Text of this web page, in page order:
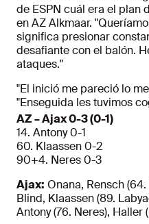
de ESPN cuál era el plan
en AZ Alkmaar.
significa presionar
desafiante con el balón.
ataques."
"El inició me pareció lo
"Enseguida les tuvimos
AZ – Ajax 0-3 (0-1)
14. Antony 0-1
60. Klaassen 0-2
90+4. Neres 0-3
Ajax: Onana, Rensch
Blind, Klaassen (89.
Antony (76. Neres), Haller